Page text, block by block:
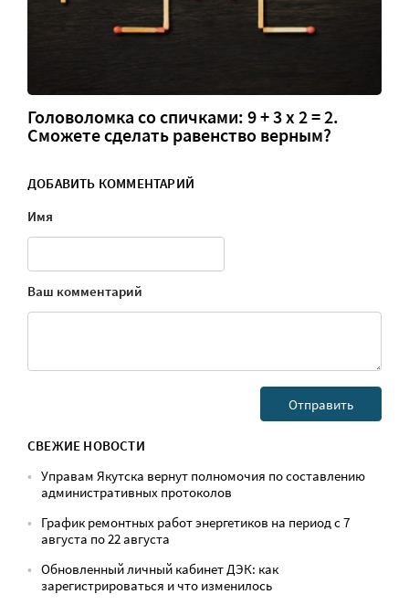
Головоломка со спичками: 9 + 3 х 2 = 2.
Сможете сделать равенство верным?
ДОБАВИТЬ КОММЕНТАРИЙ
Имя
Ваш комментарий
СВЕЖИЕ НОВОСТИ
Управам Якутска вернут полномочия по составлению
административных протоколов
График ремонтных работ энергетиков на период с 7
августа по 22 августа
Обновленный личный кабинет ДЭК: как
зарегистрироваться и что изменилось